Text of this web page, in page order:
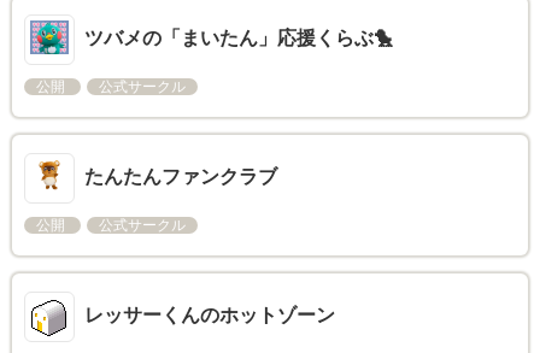
ツバメの「まいたん」応援くらぶ🐤
公開 公式サークル
たんたんファンクラブ
公開 公式サークル
レッサーくんのホットゾーン